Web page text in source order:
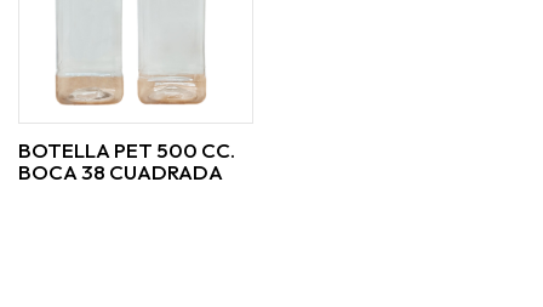
BOTELLA PET 500 CC.
BOCA 38 CUADRADA